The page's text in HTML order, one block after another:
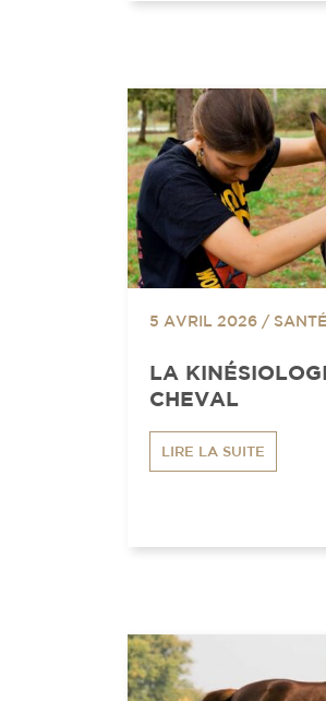
5 AVRIL 2026 / SANTÉ
LA
CHEVAL
LIRE LA SUITE